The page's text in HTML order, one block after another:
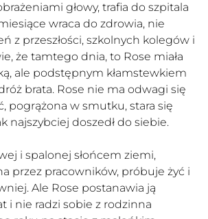
głowy, trafia do szpitala
wraca do zdrowia, nie
z przeszłości, szkolnych kolegów i
że tamtego dnia, to Rose miała
ale podstępnym kłamstewkiem
brata. Rose nie ma odwagi się
pogrążona w smutku, stara się
najszybciej doszedł do siebie.
i spalonej słońcem ziemi,
przez pracowników, próbuje żyć i
Ale Rose postanawia ją
i nie radzi sobie z rodzinna